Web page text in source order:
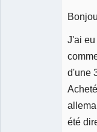
J'ai
d'une
été